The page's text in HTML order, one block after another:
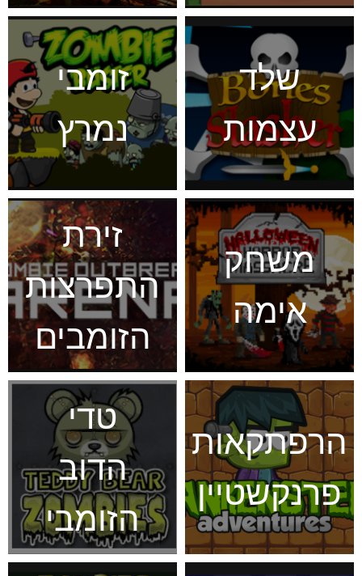
שלד
עצמות
זומבי
נמרץ
משחק
אימה
זירת
התפרצות
הזומבים
הרפתקאות
פרנקשטיין
טדי
הדוב
הזומבי